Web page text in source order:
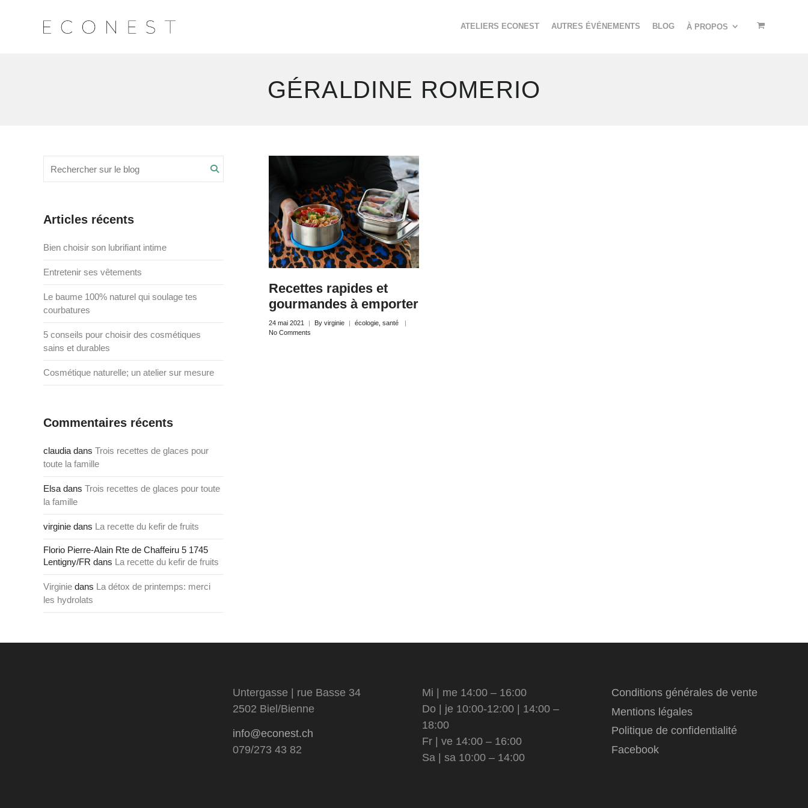
ATELIERS ECONEST AUTRES ÉVÉNEMENTS BLOG À PROPOS
GÉRALDINE ROMERIO
Recettes rapides et
gourmandes à emporter
24 mai 2021 By virginie écologie, santé
No Comments
pour
Articles récents
Bien choisir son lubrifiant intime
Entretenir ses vêtements
Le baume 100% naturel qui soulage tes
courbatures
5 conseils pour choisir des cosmétiques
sains et durables
Cosmétique naturelle; un atelier sur mesure
Commentaires récents
claudia dans Trois recettes de glaces pour
toute la famille
Elsa dans Trois recettes de glaces pour toute
la famille
virginie dans La recette du kefir de fruits
Florio Pierre-Alain Rte de Chaffeiru 5 1745
Lentigny/FR dans La recette du kefir de fruits
Virginie dans La détox de printemps: merci
les hydrolats
Untergasse | rue Basse 34
2502 Biel/Bienne
info@econest.ch
079/273 43 82
Mi | me 14:00 – 16:00
Do | je 10:00-12:00 | 14:00 –
18:00
Fr | ve 14:00 – 16:00
Sa | sa 10:00 – 14:00
Conditions générales de vente
Mentions légales
Politique de confidentialité
Facebook